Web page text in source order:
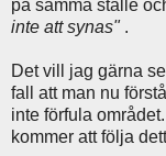
på samma ställe
inte att synas".
Det vill jag gärna
fall att man nu
inte förfula
kommer att följa